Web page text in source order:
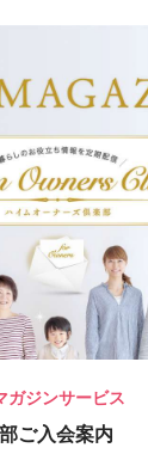
ガジンサービス
ご入会案内